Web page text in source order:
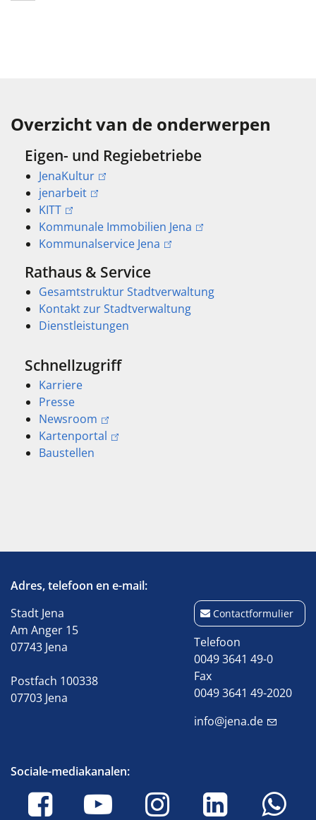
Overzicht van de onderwerpen
Eigen- und Regiebetriebe
JenaKultur
jenarbeit
KITT
Kommunale Immobilien Jena
Kommunalservice Jena
Rathaus & Service
Gesamtstruktur Stadtverwaltung
Kontakt zur Stadtverwaltung
Dienstleistungen
Schnellzugriff
Karriere
Presse
Newsroom
Kartenportal
Baustellen
Adres, telefoon en e-mail:
Stadt Jena
Am Anger 15
07743 Jena
Postfach 100338
07703 Jena
Contactformulier
Telefoon
0049 3641 49-0
Fax
0049 3641 49-2020
info@jena.de
Sociale-mediakanalen: